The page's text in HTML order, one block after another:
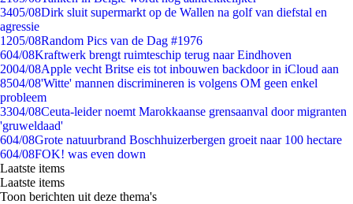
3405/08Dirk sluit supermarkt op de Wallen na golf van diefstal en
agressie
1205/08Random Pics van de Dag #1976
604/08Kraftwerk brengt ruimteschip terug naar Eindhoven
2004/08Apple vecht Britse eis tot inbouwen backdoor in iCloud aan
8504/08'Witte' mannen discrimineren is volgens OM geen enkel
probleem
3304/08Ceuta-leider noemt Marokkaanse grensaanval door migranten
'gruweldaad'
604/08Grote natuurbrand Boschhuizerbergen groeit naar 100 hectare
604/08FOK! was even down
Laatste items
Laatste items
Toon berichten uit deze thema's